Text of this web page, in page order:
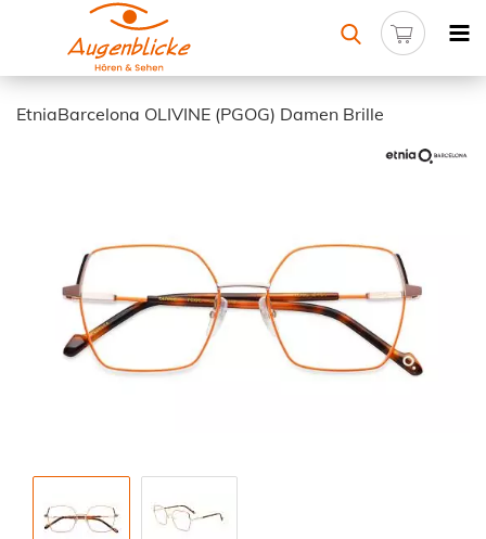
EtniaBarcelona OLIVINE (PGOG) Damen Brille